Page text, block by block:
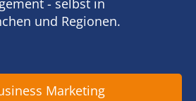
- selbst in
und Regionen.
Marketing